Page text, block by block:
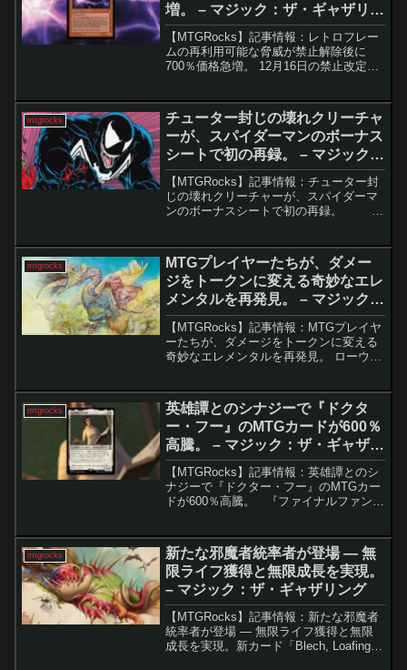
増。 – マジック：ザ・ギャザリン
グ
【MTGRocks】記事情報：レトロフレー
ムの再利用可能な脅威が禁止解除後に
700％価格急増。 12月16日の禁止改定に
き物あさり」の解禁を含む強力なカード
が復帰し、新...
mtgrocks
チューター封じの壊れクリーチャ
ーが、スパイダーマンのボーナス
シートで初の再録。 – マジック：
ザ・ギャザリング
【MTGRocks】記事情報：チューター封
じの壊れクリーチャーが、スパイダーマ
ンのボーナスシートで初の再録。 現
現したボーナスシートのカード群も注目
されて...
mtgrocks
MTGプレイヤーたちが、ダメー
ジをトークンに変える奇妙なエレ
メンタルを再発見。 – マジック：
ザ・ギャザリング
【MTGRocks】記事情報：MTGプレイヤ
ーたちが、ダメージをトークンに変える
奇妙なエレメンタルを再発見。 ローウィ
置き換える極めて珍しい能力を持ちま
す。近年は忘れられ...
mtgrocks
英雄譚とのシナジーで『ドクタ
ー・フー』のMTGカードが600％
高騰。 – マジック：ザ・ギャザリ
ング
【MTGRocks】記事情報：英雄譚とのシ
ナジーで『ドクター・フー』のMTGカー
ドが600％高騰。 『ファイナルファンタ
た。しかし、拡張されたスポイラー期間
の中で、...
mtgrocks
新たな邪魔者統率者が登場 ― 無
限ライフ獲得と無限成長を実現。
– マジック：ザ・ギャザリング
【MTGRocks】記事情報：新たな邪魔者
統率者が登場 ― 無限ライフ獲得と無限
成長を実現。新カード「Blech, Loafing